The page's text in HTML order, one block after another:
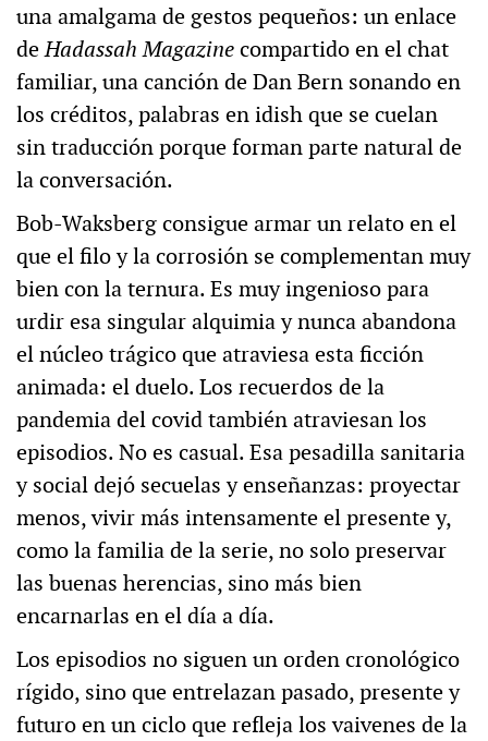
una amalgama de gestos pequeños: un enlace
deHadassah Magazinecompartido en el chat
familiar, una canción de Dan Bern sonando en
los créditos, palabras en idish que se cuelan
sin traducción porque forman parte natural de
la conversación.
Bob-Waksberg consigue armar un relato en el
que el filo y la corrosión se complementan muy
bien con la ternura. Es muy ingenioso para
urdir esa singular alquimia y nunca abandona
el núcleo trágico que atraviesa esta ficción
animada: el duelo. Los recuerdos de la
pandemia del covid también atraviesan los
episodios. No es casual. Esa pesadilla sanitaria
y social dejó secuelas y enseñanzas: proyectar
menos, vivir más intensamente el presente y,
como la familia de la serie, no solo preservar
las buenas herencias, sino más bien
encarnarlas en el día a día.
Los episodios no siguen un orden cronológico
rígido, sino que entrelazan pasado, presente y
futuro en un ciclo que refleja los vaivenes de la